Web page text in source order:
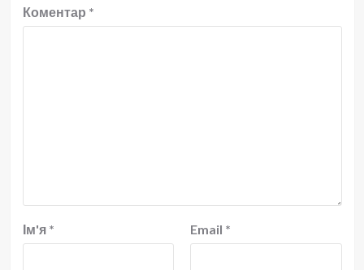
Коментар *
Ім'я * Email *